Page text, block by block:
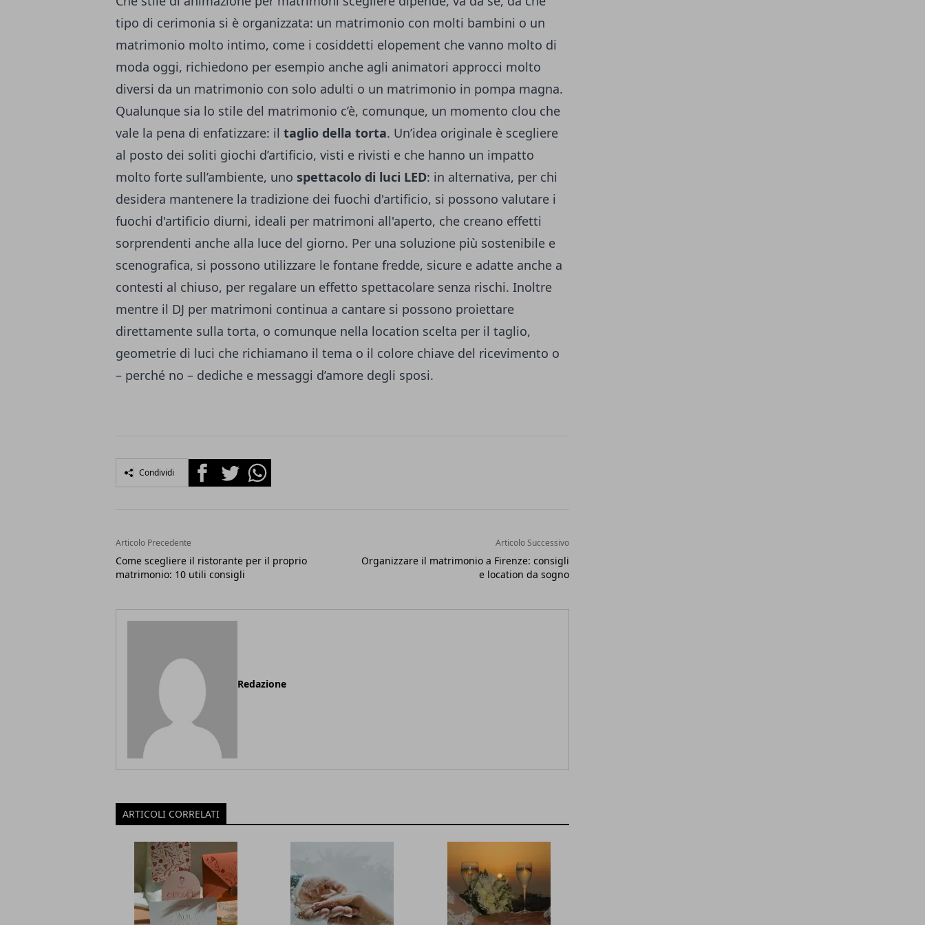
tipo di cerimonia si è organizzata: un matrimonio con molti bambini o un
matrimonio molto intimo, come i cosiddetti elopement che vanno molto di
moda oggi, richiedono per esempio anche agli animatori approcci molto
diversi da un matrimonio con solo adulti o un matrimonio in pompa magna.
Qualunque sia lo stile del matrimonio c’è, comunque, un momento clou che
vale la pena di enfatizzare: il taglio della torta. Un’idea originale è scegliere
al posto dei soliti giochi d’artificio, visti e rivisti e che hanno un impatto
molto forte sull’ambiente, uno spettacolo di luci LED: in alternativa, per chi
desidera mantenere la tradizione dei fuochi d'artificio, si possono valutare i
fuochi d'artificio diurni, ideali per matrimoni all'aperto, che creano effetti
sorprendenti anche alla luce del giorno. Per una soluzione più sostenibile e
scenografica, si possono utilizzare le fontane fredde, sicure e adatte anche a
contesti al chiuso, per regalare un effetto spettacolare senza rischi. Inoltre
mentre il DJ per matrimoni continua a cantare si possono proiettare
direttamente sulla torta, o comunque nella location scelta per il taglio,
geometrie di luci che richiamano il tema o il colore chiave del ricevimento o
– perché no – dediche e messaggi d’amore degli sposi.
Condividi FacebookTwitterWhatsapp
Articolo Precedente
Come scegliere il ristorante per il proprio
matrimonio: 10 utili consigli
Articolo Successivo
Organizzare il matrimonio a Firenze: consigli
e location da sogno
Redazione
ARTICOLI CORRELATI